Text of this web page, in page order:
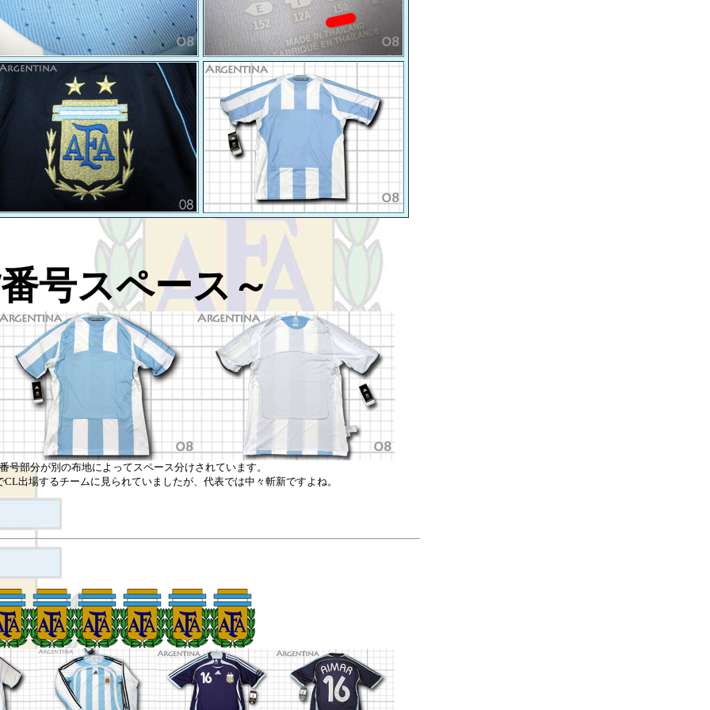
号スペース～
号部分が別の布地によってスペース分けされています。
出場するチームに見られていましたが、代表では中々斬新ですよね。